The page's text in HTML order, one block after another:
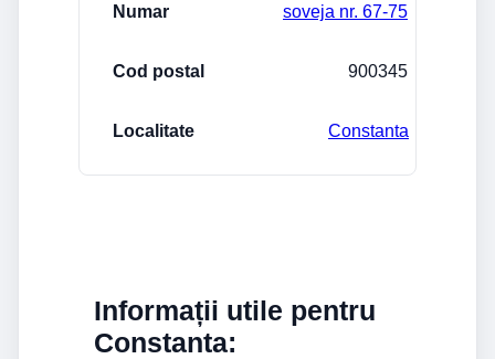
soveja nr. 67-75
900345
Constanta
Informații utile pentru
Constanta: